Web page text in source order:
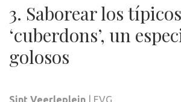
3. Saborear los típicos
‘cuberdons’, un
golosos
Sint Veerleplein | EVG